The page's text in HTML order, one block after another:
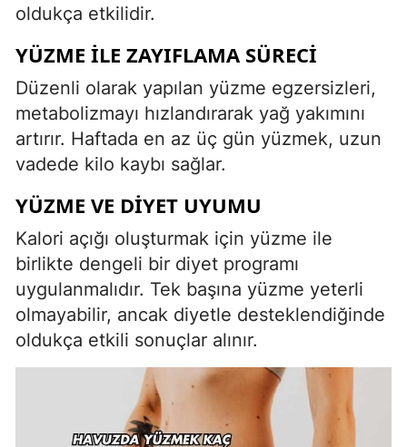
oldukça etkilidir.
YÜZME ILE ZAYIFLAMA SÜRECI
Düzenli olarak yapılan yüzme egzersizleri,
metabolizmayı hızlandırarak yağ yakımını
artırır. Haftada en az üç gün yüzmek, uzun
vadede kilo kaybı sağlar.
YÜZME VE DIYET UYUMU
Kalori açığı oluşturmak için yüzme ile
birlikte dengeli bir diyet programı
uygulanmalıdır. Tek başına yüzme yeterli
olmayabilir, ancak diyetle desteklendiğinde
oldukça etkili sonuçlar alınır.